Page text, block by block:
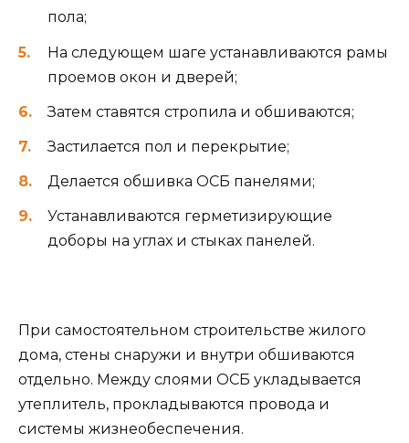
пола;
На следующем шаге устанавливаются рамы
проемов окон и дверей;
Затем ставятся стропила и обшиваются;
Застилается пол и перекрытие;
Делается обшивка ОСБ панелями;
Устанавливаются герметизирующие
доборы на углах и стыках панелей.
При самостоятельном строительстве жилого
дома, стены снаружи и внутри обшиваются
отдельно. Между слоями ОСБ укладывается
утеплитель, прокладываются провода и
системы жизнеобеспечения.